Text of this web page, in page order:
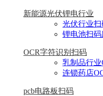
新能源光伏锂电行业
光伏行业
锂电池扫
OCR字符识别扫码
乳制品行
连锁药店
pcb电路板扫码